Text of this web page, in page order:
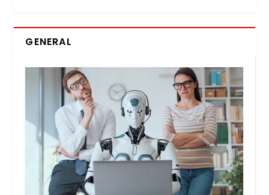
GENERAL